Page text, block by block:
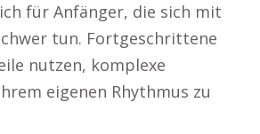
für Anfänger, die sich mit
tun. Fortgeschrittene
nutzen, komplexe
eigenen Rhythmus zu